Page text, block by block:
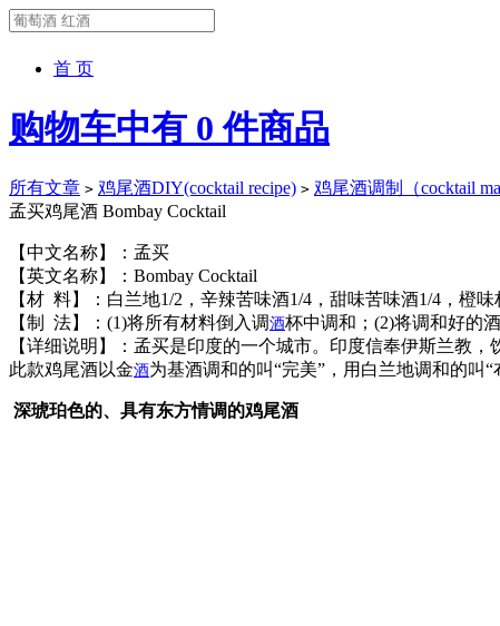
首 页
购物车中有 0 件商品
所有文章 > 鸡尾酒DIY(cocktail recipe) > 鸡尾酒调制（cocktail
孟买鸡尾酒 Bombay Cocktail
【中文名称】：孟买
【英文名称】：Bombay Cocktail
【材 料】：白兰地1/2，辛辣苦味酒1/4，甜味苦味酒1/4，橙味
【制 法】：(1)将所有材料倒入调酒杯中调和；(2)将调和好的
【详细说明】：孟买是印度的一个城市。印度信奉伊斯兰教，
此款鸡尾酒以金酒为基酒调和的叫“完美”，用白兰地调和的叫
深琥珀色的、具有东方情调的鸡尾酒